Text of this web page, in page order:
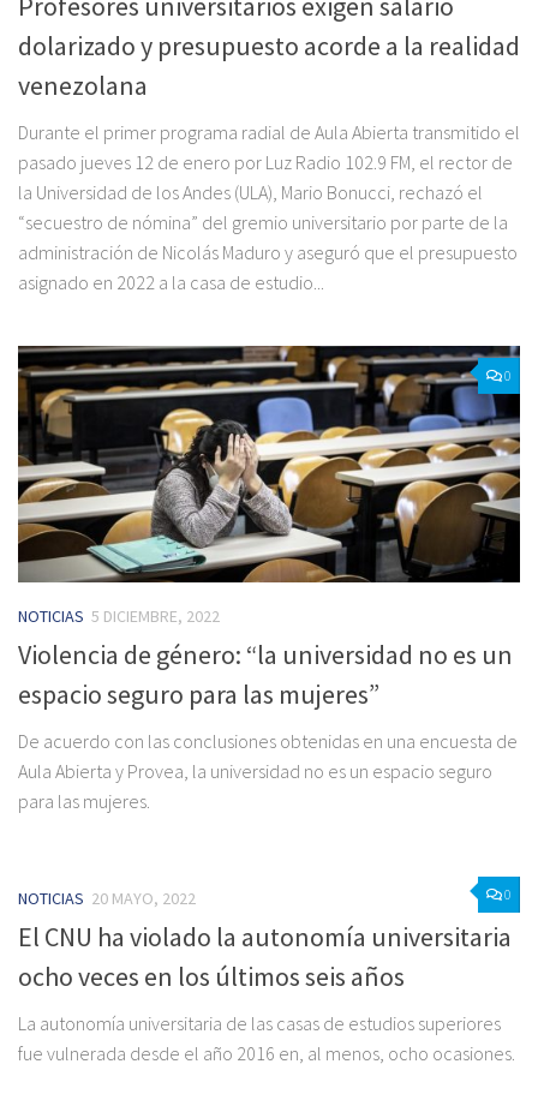
dolarizado y presupuesto acorde a la realidad
venezolana
Durante el primer programa radial de Aula Abierta transmitido el
pasado jueves 12 de enero por Luz Radio 102.9 FM, el rector de
la Universidad de los Andes (ULA), Mario Bonucci, rechazó el
“secuestro de nómina” del gremio universitario por parte de la
administración de Nicolás Maduro y aseguró que el presupuesto
asignado en 2022 a la casa de estudio...
0
NOTICIAS 5 DICIEMBRE, 2022
Violencia de género: “la universidad no es un
espacio seguro para las mujeres”
De acuerdo con las conclusiones obtenidas en una encuesta de
Aula Abierta y Provea, la universidad no es un espacio seguro
para las mujeres.
0
NOTICIAS 20 MAYO, 2022
El CNU ha violado la autonomía universitaria
ocho veces en los últimos seis años
La autonomía universitaria de las casas de estudios superiores
fue vulnerada desde el año 2016 en, al menos, ocho ocasiones.